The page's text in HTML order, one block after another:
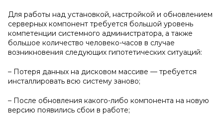
Для работы над установкой, настройкой и обновлением
серверных компонент требуется большой уровень
компетенции системного администратора, а также
большое количество человеко-часов в случае
возникновения следующих гипотетических ситуаций:
– Потеря данных на дисковом массиве — требуется
инсталлировать всю систему заново;
– После обновления какого-либо компонента на новую
версию появились сбои в работе;